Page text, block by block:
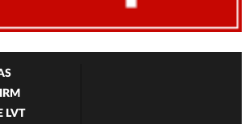
LVT